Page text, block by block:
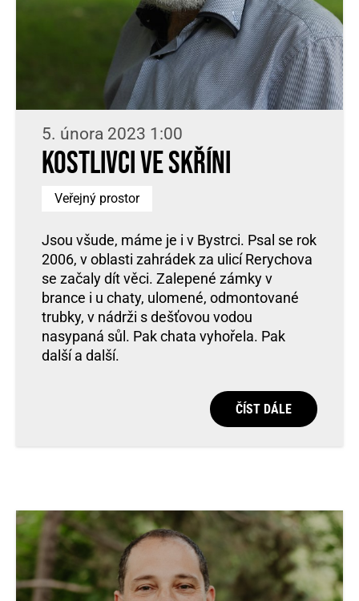
5. února 2023 1:00
Kostlivci ve skříni
Veřejný prostor
Jsou všude, máme je i v Bystrci. Psal se rok
2006, v oblasti zahrádek za ulicí Rerychova
se začaly dít věci. Zalepené zámky v
brance i u chaty, ulomené, odmontované
trubky, v nádrži s dešťovou vodou
nasypaná sůl. Pak chata vyhořela. Pak
další a další.
ČÍST DÁLE